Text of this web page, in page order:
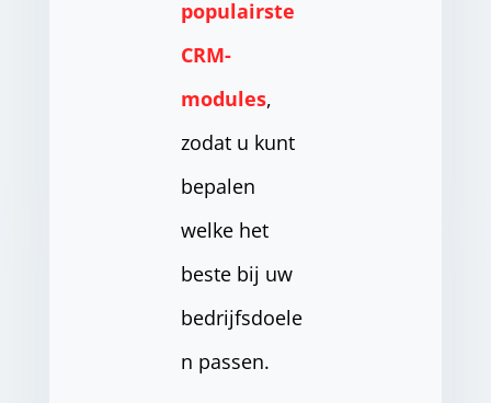
populairste
CRM-
modules,
zodat u kunt
bepalen
welke het
beste bij uw
bedrijfsdoele
n passen.